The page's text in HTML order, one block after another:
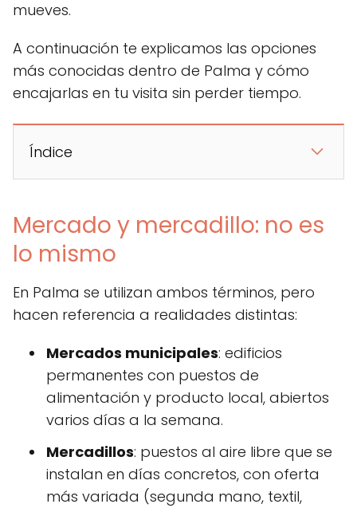
mueves.
A continuación te explicamos las opciones
más conocidas dentro de Palma y cómo
encajarlas en tu visita sin perder tiempo.
Índice
Mercado y mercadillo: no es
lo mismo
En Palma se utilizan ambos términos, pero
hacen referencia a realidades distintas:
Mercados municipales: edificios
permanentes con puestos de
alimentación y producto local, abiertos
varios días a la semana.
Mercadillos: puestos al aire libre que se
instalan en días concretos, con oferta
más variada (segunda mano, textil,